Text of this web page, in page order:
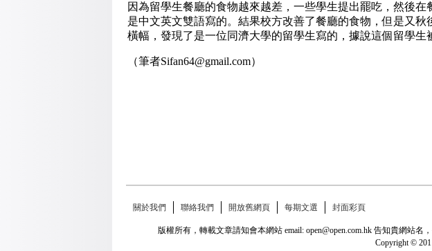
因為留學生餐廳的食物越來越差，一些學生提出罷吃，然後
是中文英文雙語寫的。結果校方改善了餐廳的食物，但是又
橫幅，發現了是一位同濟大學的留學生寫的，據說這個留學生
（筆者Sifan64@gmail.com）
關於我們 聯絡我們 開放舊網頁 每期文選 封面彩頁
版權所有，轉載文章請知會本網站 email: open@open.com.hk 告知貴網站
Copyright ©